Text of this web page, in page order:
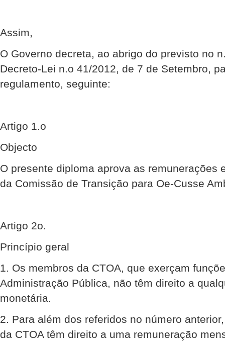
Assim,
O Governo decreta, ao abrigo do previsto no
Decreto-Lei n.o 41/2012, de 7 de Setembro,
regulamento, seguinte:
Artigo 1.o
Objecto
O presente diploma aprova as remunerações
da Comissão de Transição para Oe-Cusse
Artigo 2o.
Princípio geral
1. Os membros da CTOA, que exerçam
Administração Pública, não têm direito a
monetária.
2. Para além dos referidos no número
da CTOA têm direito a uma remuneração